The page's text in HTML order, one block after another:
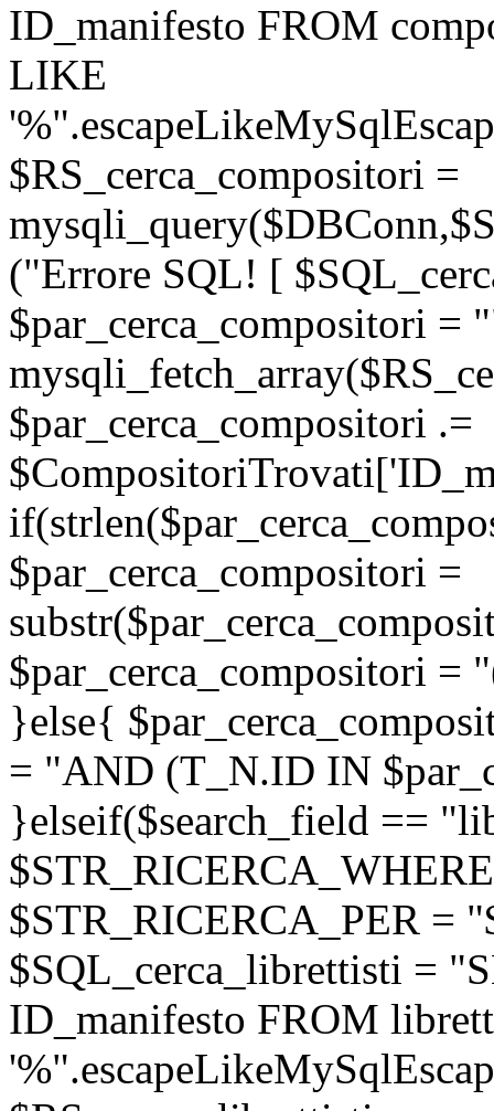
ID_manifesto FROM
LIKE
$RS_cerca_compositori =
("Errore SQL! [
$par_cerca_compositori
$par_cerca_compositori .=
$par_cerca_compositori =
$par_cerca_compositori =
}else{
= "AND (T_N.ID IN
}elseif($search_field ==
$STR_RICERCA_PER = "
$SQL_cerca_librettisti =
ID_manifesto FROM